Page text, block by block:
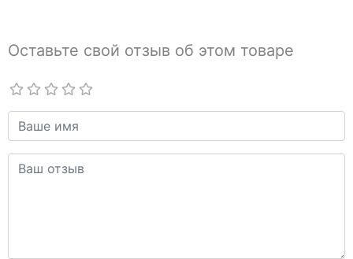
Оставьте свой отзыв об этом товаре